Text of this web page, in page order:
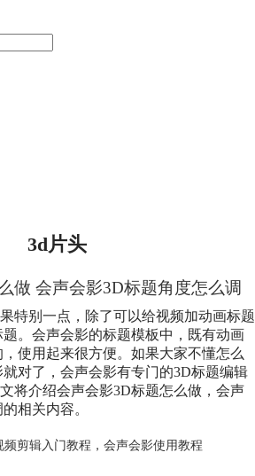
3d片头
做 会声会影3D标题角度怎么调
特别一点，除了可以给视频加动画标题
。会声会影的标题模板中，既有动画
使用起来很方便。如果大家不懂怎么
对了，会声会影有专门的3D标题编辑
将介绍会声会影3D标题怎么做，会声
相关内容。
频剪辑入门教程 ， 会声会影使用教程